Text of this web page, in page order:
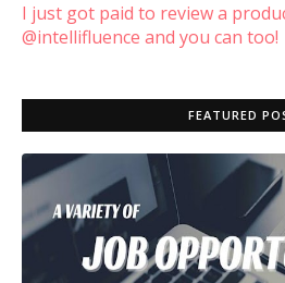
I just got paid to review a
@intellifluence and you can too!
FEATURED